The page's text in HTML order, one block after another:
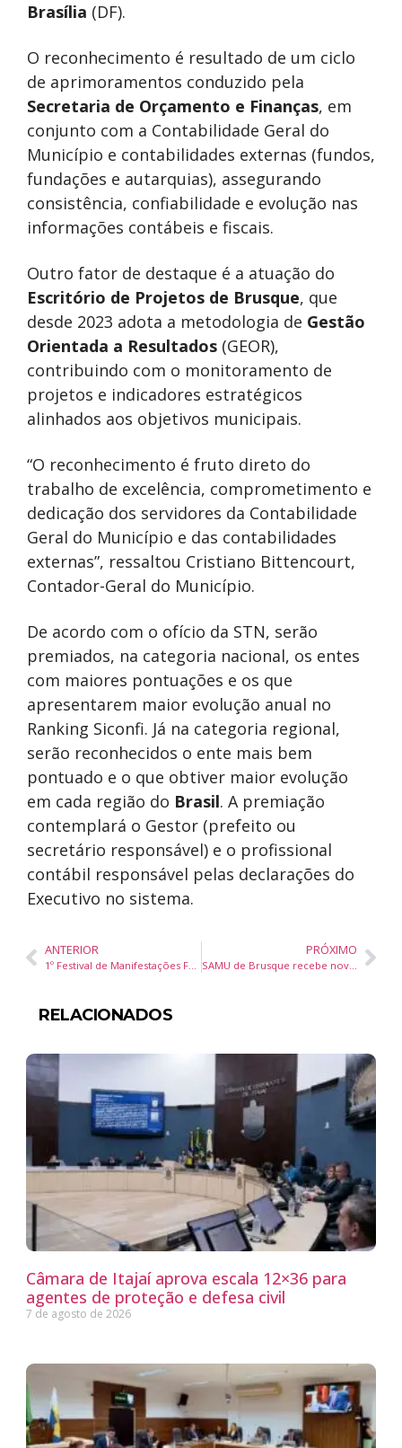
Brasília (DF).
O reconhecimento é resultado de um ciclo
de aprimoramentos conduzido pela
Secretaria de Orçamento e Finanças, em
conjunto com a Contabilidade Geral do
Município e contabilidades externas (fundos,
fundações e autarquias), assegurando
consistência, confiabilidade e evolução nas
informações contábeis e fiscais.
Outro fator de destaque é a atuação do
Escritório de Projetos de Brusque, que
desde 2023 adota a metodologia de Gestão
Orientada a Resultados (GEOR),
contribuindo com o monitoramento de
projetos e indicadores estratégicos
alinhados aos objetivos municipais.
“O reconhecimento é fruto direto do
trabalho de excelência, comprometimento e
dedicação dos servidores da Contabilidade
Geral do Município e das contabilidades
externas”, ressaltou Cristiano Bittencourt,
Contador-Geral do Município.
De acordo com o ofício da STN, serão
premiados, na categoria nacional, os entes
com maiores pontuações e os que
apresentarem maior evolução anual no
Ranking Siconfi. Já na categoria regional,
serão reconhecidos o ente mais bem
pontuado e o que obtiver maior evolução
em cada região do Brasil. A premiação
contemplará o Gestor (prefeito ou
secretário responsável) e o profissional
contábil responsável pelas declarações do
Executivo no sistema.
ANTERIOR
1º Festival de Manifestações Folclóricas anima o fim de semana em Itajaí com programação gratuita
PRÓXIMO
SAMU de Brusque recebe novos kits de uniforme do Governo de Santa Catarina
RELACIONADOS
Câmara de Itajaí aprova escala 12×36 para
agentes de proteção e defesa civil
7 de agosto de 2026